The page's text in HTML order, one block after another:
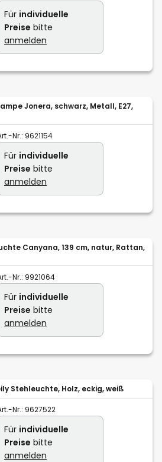
Für individuelle
Preise bitte
anmelden
Jonera, schwarz, Metall, E27,
Nr.: 9621154
Für individuelle
Preise bitte
anmelden
Canyana, 139 cm, natur, Rattan,
Nr.: 9921064
Für individuelle
Preise bitte
anmelden
Stehleuchte, Holz, eckig, weiß
Nr.: 9627522
Für individuelle
Preise bitte
anmelden